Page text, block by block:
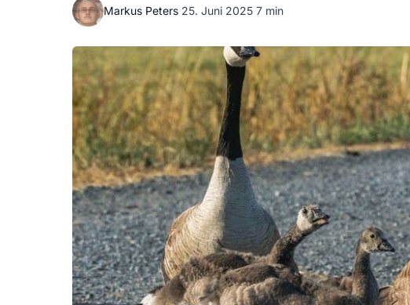
Markus Peters·25. Juni 2025·7 min